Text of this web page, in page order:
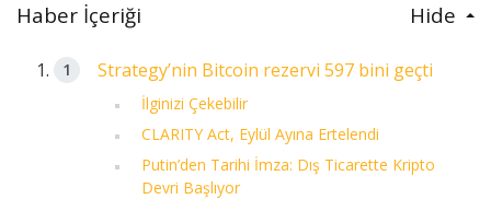
Haber İçeriği Hide
Strategy’nin Bitcoin rezervi 597 bini geçti
İlginizi Çekebilir
CLARITY Act, Eylül Ayına Ertelendi
Putin’den Tarihi İmza: Dış Ticarette Kripto
Devri Başlıyor